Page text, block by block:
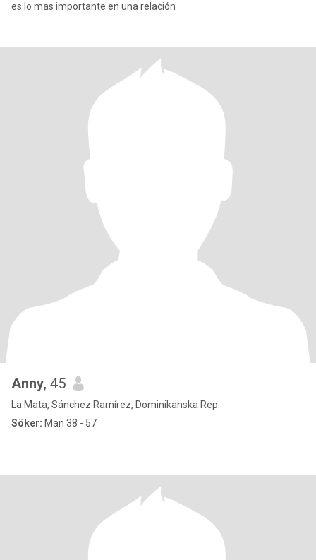
es lo mas importante en una relación
Anny, 45
La Mata, Sánchez Ramírez, Dominikanska Rep.
Söker: Man 38 - 57